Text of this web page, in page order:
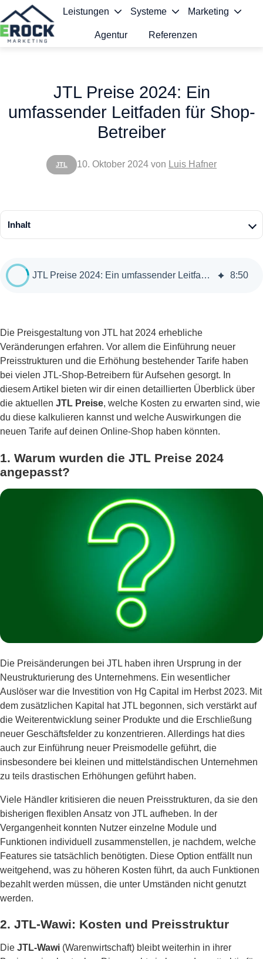
Leistungen Systeme Marketing
Agentur Referenzen
JTL
JTL Preise 2024: Ein
umfassender Leitfaden für Shop-
Betreiber
10. Oktober 2024 von Luis Hafner
Inhalt
JTL Preise 2024: Ein umfassender Leitfaden für Shop-Betreiber 8:50
Die Preisgestaltung von JTL hat 2024 erhebliche
Veränderungen erfahren. Vor allem die Einführung neuer
Preisstrukturen und die Erhöhung bestehender Tarife haben
bei vielen JTL-Shop-Betreibern für Aufsehen gesorgt. In
diesem Artikel bieten wir dir einen detaillierten Überblick über
die aktuellen JTL Preise, welche Kosten zu erwarten sind, wie
du diese kalkulieren kannst und welche Auswirkungen die
neuen Tarife auf deinen Online-Shop haben könnten.
1. Warum wurden die JTL Preise 2024
angepasst?
Die Preisänderungen bei JTL haben ihren Ursprung in der
Neustrukturierung des Unternehmens. Ein wesentlicher
Auslöser war die Investition von Hg Capital im Herbst 2023. Mit
dem zusätzlichen Kapital hat JTL begonnen, sich verstärkt auf
die Weiterentwicklung seiner Produkte und die Erschließung
neuer Geschäftsfelder zu konzentrieren. Allerdings hat dies
auch zur Einführung neuer Preismodelle geführt, die
insbesondere bei kleinen und mittelständischen Unternehmen
zu teils drastischen Erhöhungen geführt haben.
Viele Händler kritisieren die neuen Preisstrukturen, da sie den
bisherigen flexiblen Ansatz von JTL aufheben. In der
Vergangenheit konnten Nutzer einzelne Module und
Funktionen individuell zusammenstellen, je nachdem, welche
Features sie tatsächlich benötigten. Diese Option entfällt nun
weitgehend, was zu höheren Kosten führt, da auch Funktionen
bezahlt werden müssen, die unter Umständen nicht genutzt
werden.
2. JTL-Wawi: Kosten und Preisstruktur
Die JTL-Wawi (Warenwirtschaft) bleibt weiterhin in ihrer